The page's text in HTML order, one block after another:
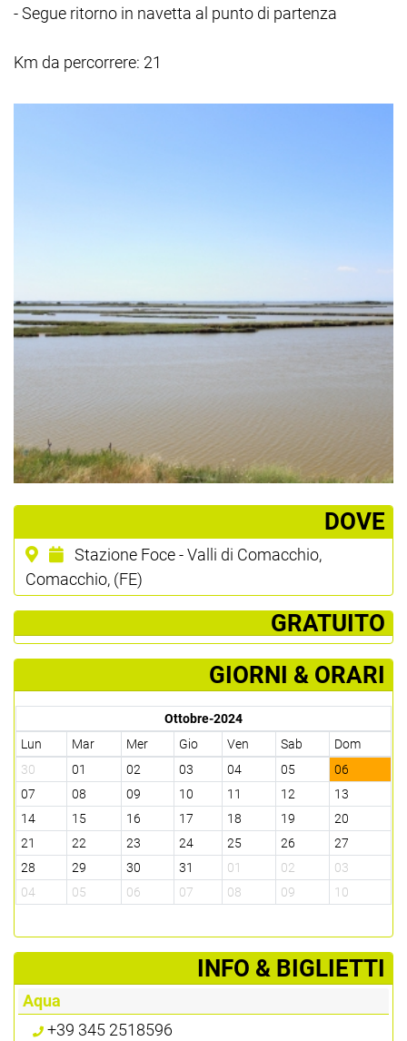
- Segue ritorno in navetta al punto di partenza
Km da percorrere: 21
­DOVE
Stazione Foce - Valli di Comacchio,
Comacchio, (FE)
­ GRATUITO
GIORNI & ORARI
Ottobre-2024
Lun
Mar Mer Gio Ven Sab
Dom
30
01 02 03 04 05
06
07
08 09 10 11 12
13
14
15 16 17 18 19
20
21
22 23 24 25 26
27
28
29 30 31 01 02
03
04
05 06 07 08 09 10
­INFO & BIGLIETTI
Aqua
+39 345 2518596